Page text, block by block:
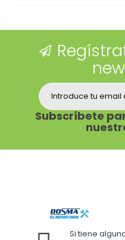
Subscríbete
Si tiene